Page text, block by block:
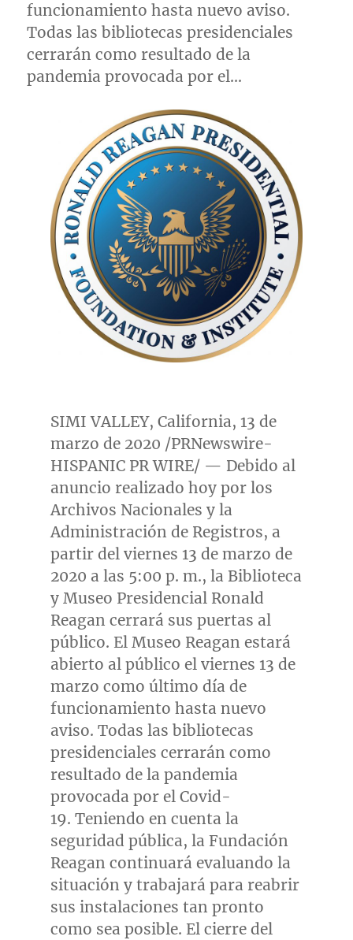
funcionamiento hasta nuevo aviso.
Todas las bibliotecas presidenciales
cerrarán como resultado de la
pandemia provocada por el…
SIMI VALLEY, California, 13 de
marzo de 2020 /PRNewswire-
HISPANIC PR WIRE/ — Debido al
anuncio realizado hoy por los
Archivos Nacionales y la
Administración de Registros, a
partir del viernes 13 de marzo de
2020 a las 5:00 p. m., la Biblioteca
y Museo Presidencial Ronald
Reagan cerrará sus puertas al
público. El Museo Reagan estará
abierto al público el viernes 13 de
marzo como último día de
funcionamiento hasta nuevo
aviso. Todas las bibliotecas
presidenciales cerrarán como
resultado de la pandemia
provocada por el Covid-
19. Teniendo en cuenta la
seguridad pública, la Fundación
Reagan continuará evaluando la
situación y trabajará para reabrir
sus instalaciones tan pronto
como sea posible. El cierre del